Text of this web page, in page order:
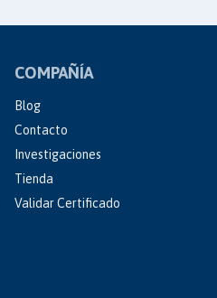
COMPAÑÍA
Blog
Contacto
Investigaciones
Tienda
Validar Certificado